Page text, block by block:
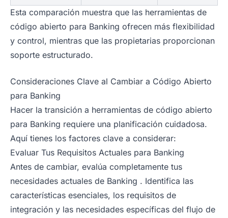
Esta comparación muestra que las herramientas de
código abierto para Banking ofrecen más flexibilidad
y control, mientras que las propietarias proporcionan
soporte estructurado.
Consideraciones Clave al Cambiar a Código Abierto
para Banking
Hacer la transición a herramientas de código abierto
para Banking requiere una planificación cuidadosa.
Aquí tienes los factores clave a considerar:
Evaluar Tus Requisitos Actuales para Banking
Antes de cambiar, evalúa completamente tus
necesidades actuales de Banking . Identifica las
características esenciales, los requisitos de
integración y las necesidades específicas del flujo de